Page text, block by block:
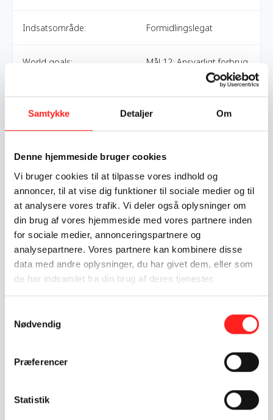
Samtykke Detaljer Om
Denne hjemmeside bruger cookies
Vi bruger cookies til at tilpasse vores indhold og
annoncer, til at vise dig funktioner til sociale medier og til
at analysere vores trafik. Vi deler også oplysninger om
din brug af vores hjemmeside med vores partnere inden
for sociale medier, annonceringspartnere og
analysepartnere. Vores partnere kan kombinere disse
data med andre oplysninger, du har givet dem, eller som
de har indsamlet fra din brug af deres tjenester.
Nødvendig
Præferencer
Statistik
Indsatsområde: Formidlingslegat
World goals:
Mål 12: Ansvarligt forbrug
Indsatser foregår i:
Argentina
Resume
'Bertrams Ønskeliste' er et undervisningsforløb til elever i 8.-9.
klasse, der har til formål at skabe større forbrugerbevidsthed
(Verdensmål 12). Undervisningsmaterialet indeholder videoer,
diskussionsspørgsmål, opgaver og aktiviteter, der bidrager
med ny viden til eleverne, der skal påvirke deres holdning til
deres forbrug og derefter vise dem konkrete muligheder for
at handle på den. Forløbet bliver værtsbåret af 17-årige
Bertram og hans jævnaldrende argentinske værtsbror,
Sammen med Santi deler han spændende historier, erfaringer
og perspektiver fra Argentina, der sætter de unges behov og
virkelighed end Danmark. Forløbet kommer ud til ca. 50.000-
60.000 elever i 8.-9. klasser i hele Danmark via Gyldendal